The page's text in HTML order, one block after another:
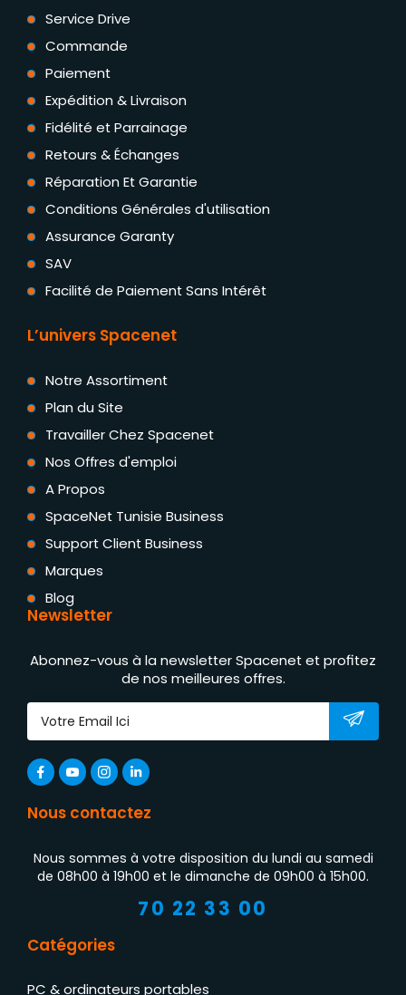
Service Drive
Commande
Paiement
Expédition & Livraison
Fidélité et Parrainage
Retours & Échanges
Réparation Et Garantie
Conditions Générales d'utilisation
Assurance Garanty
SAV
Facilité de Paiement Sans Intérêt
L’univers Spacenet
Notre Assortiment
Plan du Site
Travailler Chez Spacenet
Nos Offres d'emploi
A Propos
SpaceNet Tunisie Business
Support Client Business
Marques
Blog
Newsletter
Abonnez-vous à la newsletter Spacenet et profitez
de nos meilleures offres.
Nous contactez
Nous sommes à votre disposition du lundi au samedi
de 08h00 à 19h00 et le dimanche de 09h00 à 15h00.
70 22 33 00
Catégories
PC & ordinateurs portables